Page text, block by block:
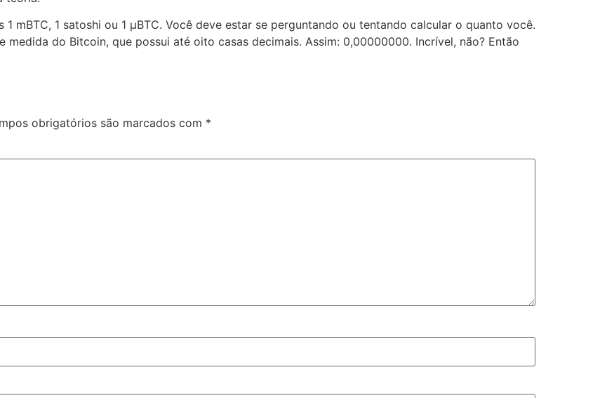
mBTC, 1 satoshi ou 1 μBTC. Você deve estar se perguntando ou tentando calcular o quanto você.
medida do Bitcoin, que possui até oito casas decimais. Assim: 0,00000000. Incrível, não? Então
obrigatórios são marcados com *